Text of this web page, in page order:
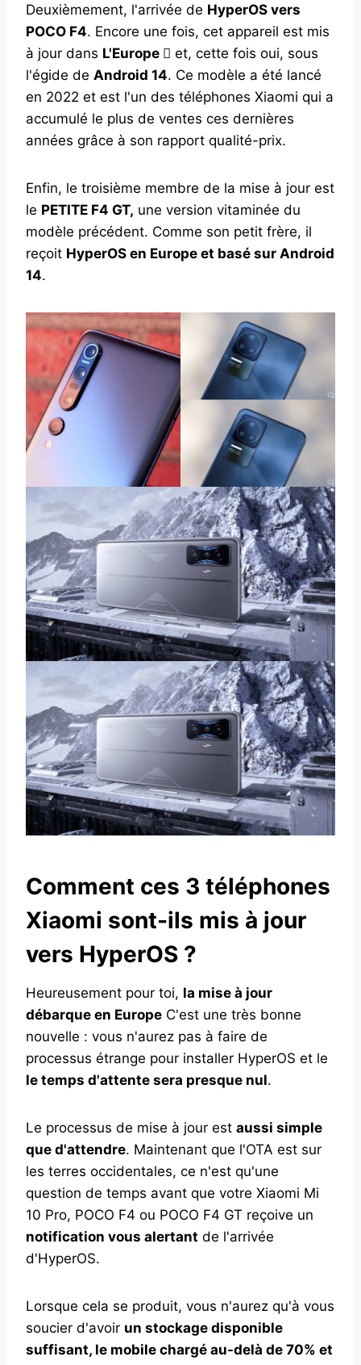
Deuxièmement, l'arrivée de HyperOS vers
POCO F4. Encore une fois, cet appareil est mis
à jour dans L'Europe  et, cette fois oui, sous
l'égide de Android 14. Ce modèle a été lancé
en 2022 et est l'un des téléphones Xiaomi qui a
accumulé le plus de ventes ces dernières
années grâce à son rapport qualité-prix.
Enfin, le troisième membre de la mise à jour est
le PETITE F4 GT, une version vitaminée du
modèle précédent. Comme son petit frère, il
reçoit HyperOS en Europe et basé sur Android
14.
Comment ces 3 téléphones
Xiaomi sont-ils mis à jour
vers HyperOS ?
Heureusement pour toi, la mise à jour
débarque en Europe C'est une très bonne
nouvelle : vous n'aurez pas à faire de
processus étrange pour installer HyperOS et le
le temps d'attente sera presque nul.
Le processus de mise à jour est aussi simple
que d'attendre. Maintenant que l'OTA est sur
les terres occidentales, ce n'est qu'une
question de temps avant que votre Xiaomi Mi
10 Pro, POCO F4 ou POCO F4 GT reçoive un
notification vous alertant de l'arrivée
d'HyperOS.
Lorsque cela se produit, vous n'aurez qu'à vous
soucier d'avoir un stockage disponible
suffisant, le mobile chargé au-delà de 70% et